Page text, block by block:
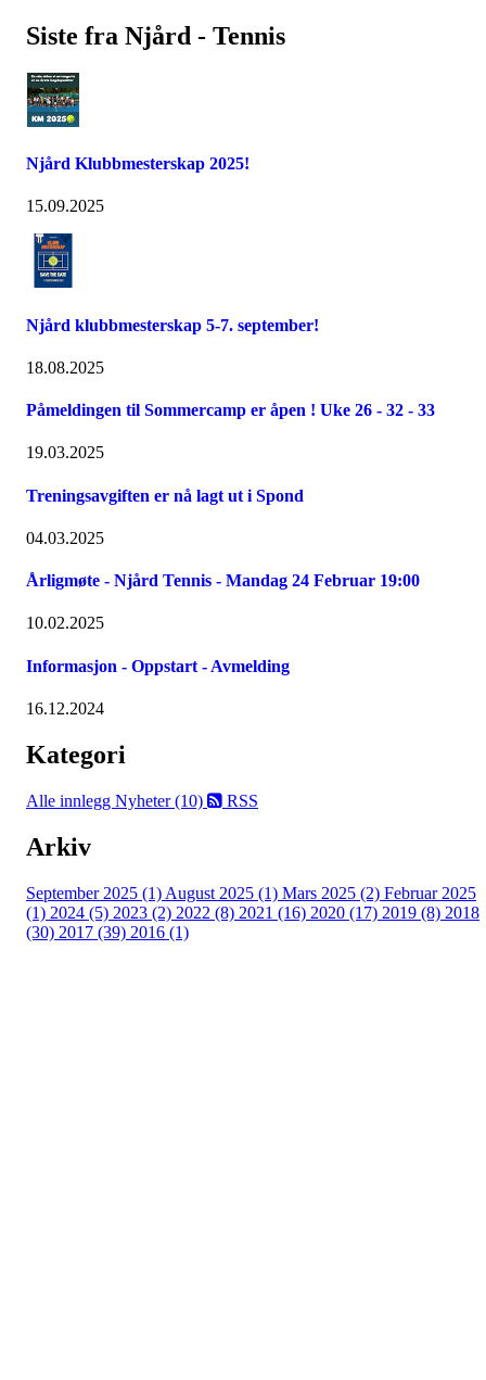
Siste fra Njård - Tennis
Njård Klubbmesterskap 2025!
15.09.2025
Njård klubbmesterskap 5-7. september!
18.08.2025
Påmeldingen til Sommercamp er åpen ! Uke 26 - 32 - 33
19.03.2025
Treningsavgiften er nå lagt ut i Spond
04.03.2025
Årligmøte - Njård Tennis - Mandag 24 Februar 19:00
10.02.2025
Informasjon - Oppstart - Avmelding
16.12.2024
Kategori
Alle innlegg Nyheter (10) RSS
Arkiv
September 2025 (1) August 2025 (1) Mars 2025 (2) Februar 2025
(1) 2024 (5) 2023 (2) 2022 (8) 2021 (16) 2020 (17) 2019 (8) 2018
(30) 2017 (39) 2016 (1)